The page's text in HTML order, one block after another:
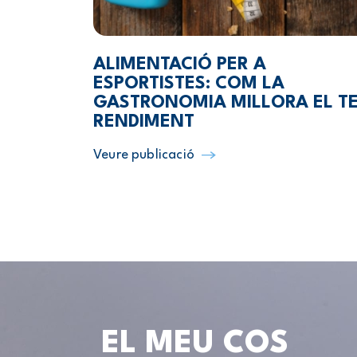
ALIMENTACIÓ PER A
ESPORTISTES: COM LA
GASTRONOMIA MILLORA EL
RENDIMENT
Veure publicació
EL MEU COS